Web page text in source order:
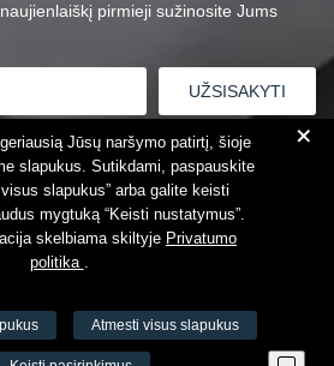
pirmieji sužinosite Jums
politika
AEROMIX
+
Jūsų naršymo patirtį, šioje
slapukus. Sutikdami, paspauskite
slapukus” arba galite keisti
mygtuką “Keisti nustatymus”.
skelbiama skiltyje Privatumo
politika .
Atmesti visus slapukus